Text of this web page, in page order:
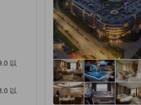
以
以